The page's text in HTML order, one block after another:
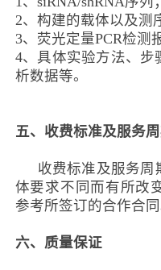
2、构建的载体以及测
3、荧光定量PCR检测
4、具体实验方法、步
析数据等。
五、 收费标准及服务周
收费标准及服务周
体要求不同 而有所改
参考所签订的合作合同
六、 质量保证